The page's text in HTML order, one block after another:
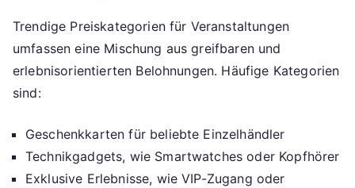
Trendige Preiskategorien für Veranstaltungen
umfassen eine Mischung aus greifbaren und
erlebnisorientierten Belohnungen. Häufige Kategorien
sind:
Geschenkkarten für beliebte Einzelhändler
Technikgadgets, wie Smartwatches oder Kopfhörer
Exklusive Erlebnisse, wie VIP-Zugang oder